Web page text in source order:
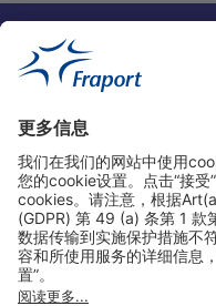
实用链接
购物&线上预定
关于我们